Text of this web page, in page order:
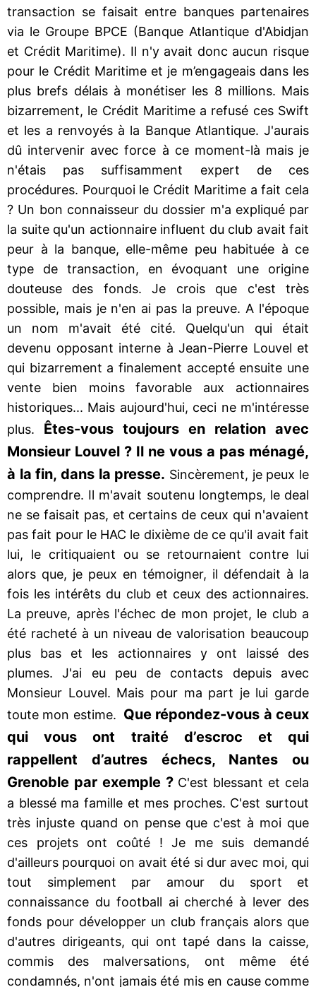
transaction se faisait entre banques partenaires
via le Groupe BPCE (Banque Atlantique d'Abidjan
et Crédit Maritime). Il n'y avait donc aucun risque
pour le Crédit Maritime et je m’engageais dans les
plus brefs délais à monétiser les 8 millions. Mais
bizarrement, le Crédit Maritime a refusé ces Swift
et les a renvoyés à la Banque Atlantique. J'aurais
dû intervenir avec force à ce moment-là mais je
n'étais pas suffisamment expert de ces
procédures. Pourquoi le Crédit Maritime a fait cela
? Un bon connaisseur du dossier m'a expliqué par
la suite qu'un actionnaire influent du club avait fait
peur à la banque, elle-même peu habituée à ce
type de transaction, en évoquant une origine
douteuse des fonds. Je crois que c'est très
possible, mais je n'en ai pas la preuve. A l'époque
un nom m'avait été cité. Quelqu'un qui était
devenu opposant interne à Jean-Pierre Louvel et
qui bizarrement a finalement accepté ensuite une
vente bien moins favorable aux actionnaires
historiques... Mais aujourd'hui, ceci ne m'intéresse
plus. Êtes-vous toujours en relation avec
Monsieur Louvel ? Il ne vous a pas ménagé,
à la fin, dans la presse. Sincèrement, je peux le
comprendre. Il m'avait soutenu longtemps, le deal
ne se faisait pas, et certains de ceux qui n'avaient
pas fait pour le HAC le dixième de ce qu'il avait fait
lui, le critiquaient ou se retournaient contre lui
alors que, je peux en témoigner, il défendait à la
fois les intérêts du club et ceux des actionnaires.
La preuve, après l'échec de mon projet, le club a
été racheté à un niveau de valorisation beaucoup
plus bas et les actionnaires y ont laissé des
plumes. J'ai eu peu de contacts depuis avec
Monsieur Louvel. Mais pour ma part je lui garde
toute mon estime. Que répondez-vous à ceux
qui vous ont traité d’escroc et qui
rappellent d’autres échecs, Nantes ou
Grenoble par exemple ?C'est blessant et cela
a blessé ma famille et mes proches. C'est surtout
très injuste quand on pense que c'est à moi que
ces projets ont coûté ! Je me suis demandé
d'ailleurs pourquoi on avait été si dur avec moi, qui
tout simplement par amour du sport et
connaissance du football ai cherché à lever des
fonds pour développer un club français alors que
d'autres dirigeants, qui ont tapé dans la caisse,
commis des malversations, ont même été
condamnés, n'ont jamais été mis en cause comme